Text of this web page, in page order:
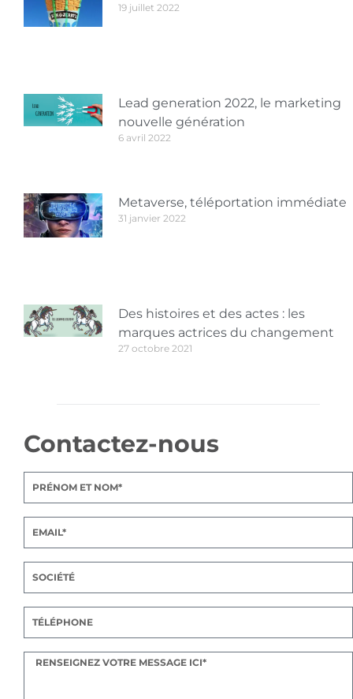
19 juillet 2022
Lead generation 2022, le marketing
nouvelle génération
6 avril 2022
Metaverse, téléportation immédiate
31 janvier 2022
Des histoires et des actes : les
marques actrices du changement
27 octobre 2021
Contactez-nous